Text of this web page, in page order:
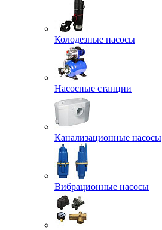
Колодезные насосы
Насосные станции
Канализационные насосы
Вибрационные насосы